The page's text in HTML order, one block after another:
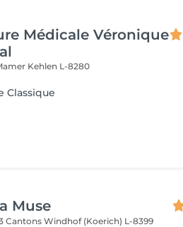
Médicale Véronique
Kehlen L-8280
Classique
Muse
CantonsWindhof (Koerich) L-8399